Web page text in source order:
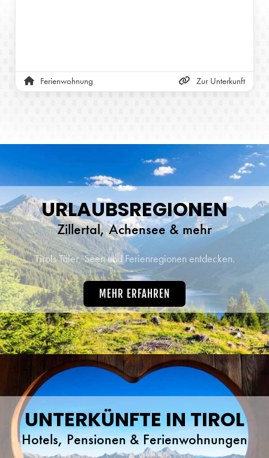
Ferienwohnung Zur Unterkunft
URLAUBSREGIONEN
Zillertal, Achensee & mehr
Tirols Täler, Seen und Ferienregionen entdecken.
MEHR ERFAHREN
UNTERKÜNFTE IN TIROL
Hotels, Pensionen & Ferienwohnungen